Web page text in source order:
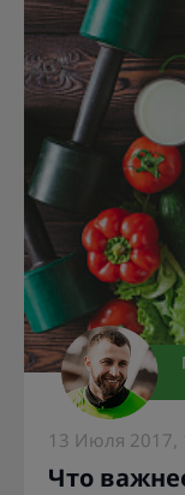
13 Июля 2017,
Что